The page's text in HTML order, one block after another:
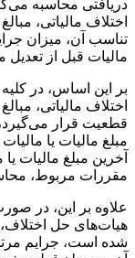
دریافتی محاسبه
اختلاف مالیاتی،
تناسب آن، میزان
مالیات قبل از
بر این اساس، در
اختلاف مالیاتی،
قطعیت قرار می‌گیرد،
مبلغ مالیات یا
آخرین مبلغ مالیات
مقررات مربوط،
علاوه بر این، در
هیات‌های حل اختلاف،
شده است، جرایم